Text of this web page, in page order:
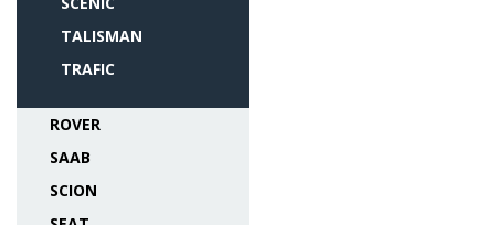
TALISMAN
TRAFIC
ROVER
SAAB
SCION